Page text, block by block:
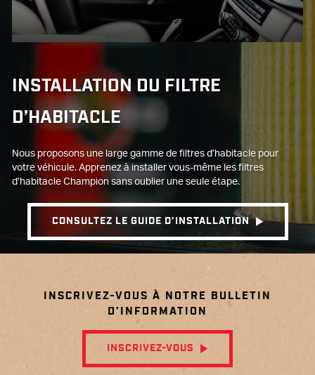
INSTALLATION DU FILTRE
D’HABITACLE
Nous proposons une large gamme de filtres d’habitacle pour
votre véhicule. Apprenez à installer vous-même les filtres
d’habitacle Champion sans oublier une seule étape.
CONSULTEZ LE GUIDE D’INSTALLATION
INSCRIVEZ-VOUS À NOTRE BULLETIN
D’INFORMATION
INSCRIVEZ-VOUS